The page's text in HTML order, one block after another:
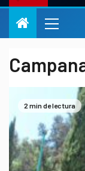
2 min de lectura